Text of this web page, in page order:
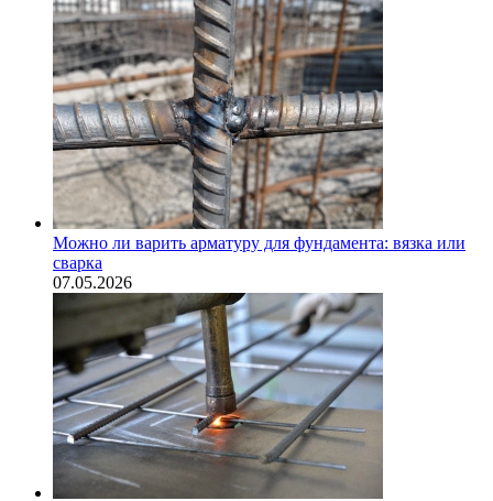
Можно ли варить арматуру для фундамента: вязка или
сварка
07.05.2026